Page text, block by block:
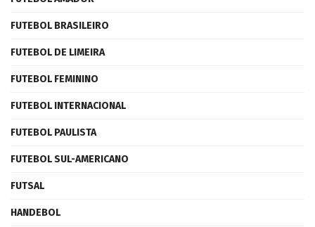
FUTEBOL BRASILEIRO
FUTEBOL DE LIMEIRA
FUTEBOL FEMININO
FUTEBOL INTERNACIONAL
FUTEBOL PAULISTA
FUTEBOL SUL-AMERICANO
FUTSAL
HANDEBOL